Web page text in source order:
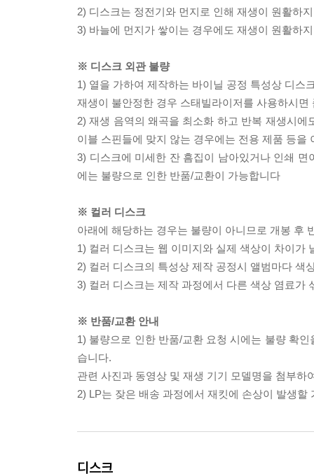
2) 디스크는 정전기와 먼지로 인해 재생이 원활하
3) 바늘에 먼지가 쌓이는 경우에도 재생이 원활하
※ 디스크 외관 불량
1) 열을 가하여 제작하는 바이닐 공정 특성상 디스
재생이 불안정한 경우 스태빌라이저를 사용하시
2) 재생 음역의 왜곡을 최소화 하고 반복 재생시
이블 스핀들에 맞지 않는 경우에는 전용 제품 등
3) 디스크에 미세한 잔 흠집이 남아있거나 인쇄
에는 불량으로 인한 반품/교환이 가능합니다
※ 컬러 디스크
아래에 해당하는 경우는 불량이 아니므로 개봉 후
1) 컬러 디스크는 웹 이미지와 실제 색상이 차이가
2) 컬러 디스크의 특성상 제작 공정시 앨범마다 색
3) 컬러 디스크는 제작 과정에서 다른 색상 염료가
※ 반품/교환 안내
1) 불량으로 인한 반품/교환 요청 시에는 불량 확
습니다.
관련 사진과 동영상 및 재생 기기 모델명을 첨부하
2) LP는 잦은 배송 과정에서 재킷에 손상이 발생
디스크